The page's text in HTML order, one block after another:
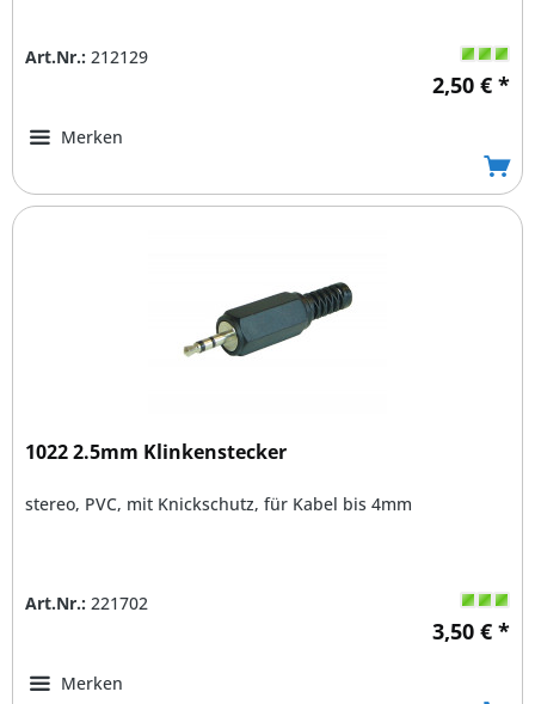
Art.Nr.: 212129
2,50 € *
Merken
1022 2.5mm Klinkenstecker
stereo, PVC, mit Knickschutz, für Kabel bis 4mm
Art.Nr.: 221702
3,50 € *
Merken